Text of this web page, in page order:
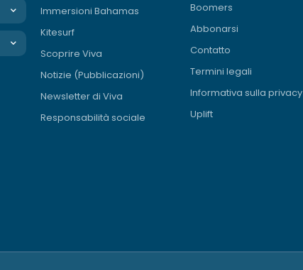
Immersioni Bahamas
Kitesurf
Scoprire Viva
Notizie (Pubblicazioni)
Newsletter di Viva
Responsabilità sociale
Boomers
Abbonarsi
Contatto
Termini legali
Informativa sulla privacy
Uplift